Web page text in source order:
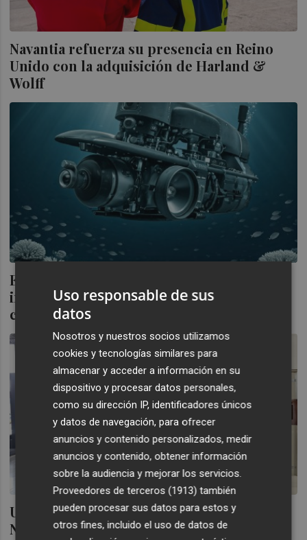
Navantia refuerza su presencia en Reino
Unido con la adquisición de Harland &
Wolff
Exploradores del océano: el reto de
innovación de Navantia para la comunidad
científica
Un consorcio europeo liderado por
Navantia firma un acuerdo para diseñar y
Uso responsable de sus
datos
Nosotros y nuestros socios utilizamos
cookies y tecnologías similares para
almacenar y acceder a información en su
dispositivo y procesar datos personales,
como su dirección IP, identificadores únicos
y datos de navegación, para ofrecer
anuncios y contenido personalizados, medir
anuncios y contenido, obtener información
sobre la audiencia y mejorar los servicios.
Proveedores de terceros (1913) también
pueden procesar sus datos para estos y
otros fines, incluido el uso de datos de